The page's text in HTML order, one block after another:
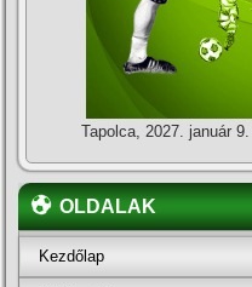
Tapolca, 2027. január 9.
OLDALAK
Kezdőlap